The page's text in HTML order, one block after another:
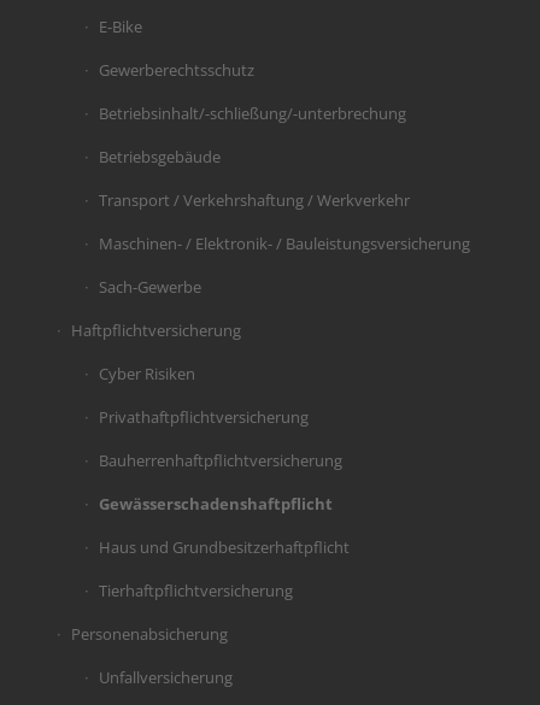
E-Bike
Gewerberechtsschutz
Betriebsinhalt/-schließung/-unterbrechung
Betriebsgebäude
Transport / Verkehrshaftung / Werkverkehr
Maschinen- / Elektronik- / Bauleistungsversicherung
Sach-Gewerbe
Haftpflichtversicherung
Cyber Risiken
Privathaftpflichtversicherung
Bauherrenhaftpflichtversicherung
Gewässerschadenshaftpflicht
Haus und Grundbesitzerhaftpflicht
Tierhaftpflichtversicherung
Personenabsicherung
Unfallversicherung